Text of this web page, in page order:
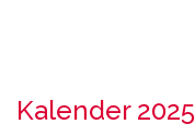
Kalender